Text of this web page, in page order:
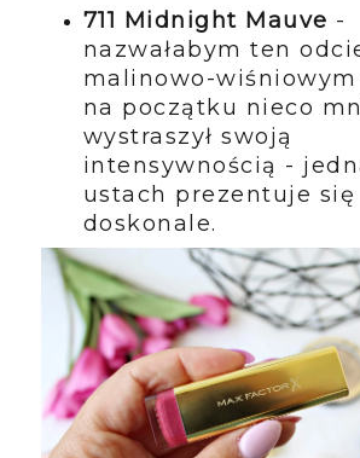
711 Midnight Mauve -
nazwałabym ten
malinowo-
na początku nieco
wystraszył swoją
intensywnością -
ustach prezentuje się
doskonale.